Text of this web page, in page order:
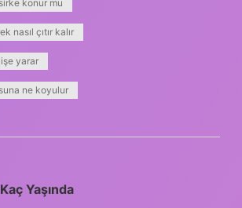
konur mu
nasıl çıtır kalır
yarar
ne koyulur
Yaşında